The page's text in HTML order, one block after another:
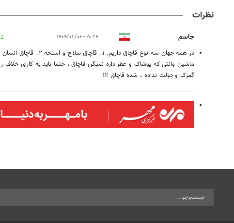
نظرات
جاسم ۲۰:۲۴ - ۱۴۰۴/۰۲/۰۶
ماشین وانتی که پوشاک و عطر داره نمیگن قاچاق ، حتما باید به کارای
گمرک‌ و دولت نداده ، شده قاچاق !!!